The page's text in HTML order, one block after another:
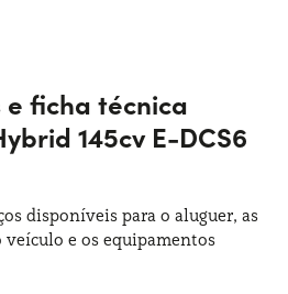
ficha técnica
145cv E-DCS6
disponíveis para o aluguer, as
e os equipamentos